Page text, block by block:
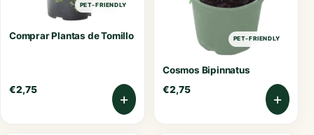
PET-FRIENDLY
Comprar Plantas de Tomillo
€2,75
+
PET-FRIENDLY
Cosmos Bipinnatus
€2,75
+